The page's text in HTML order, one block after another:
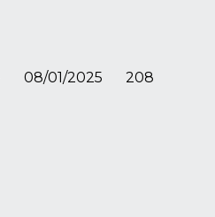
08/01/2025 208